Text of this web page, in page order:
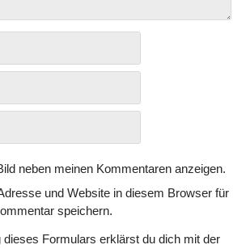
neben meinen Kommentaren anzeigen.
und Website in diesem Browser für
speichern.
dieses Formulars erklärst du dich mit der